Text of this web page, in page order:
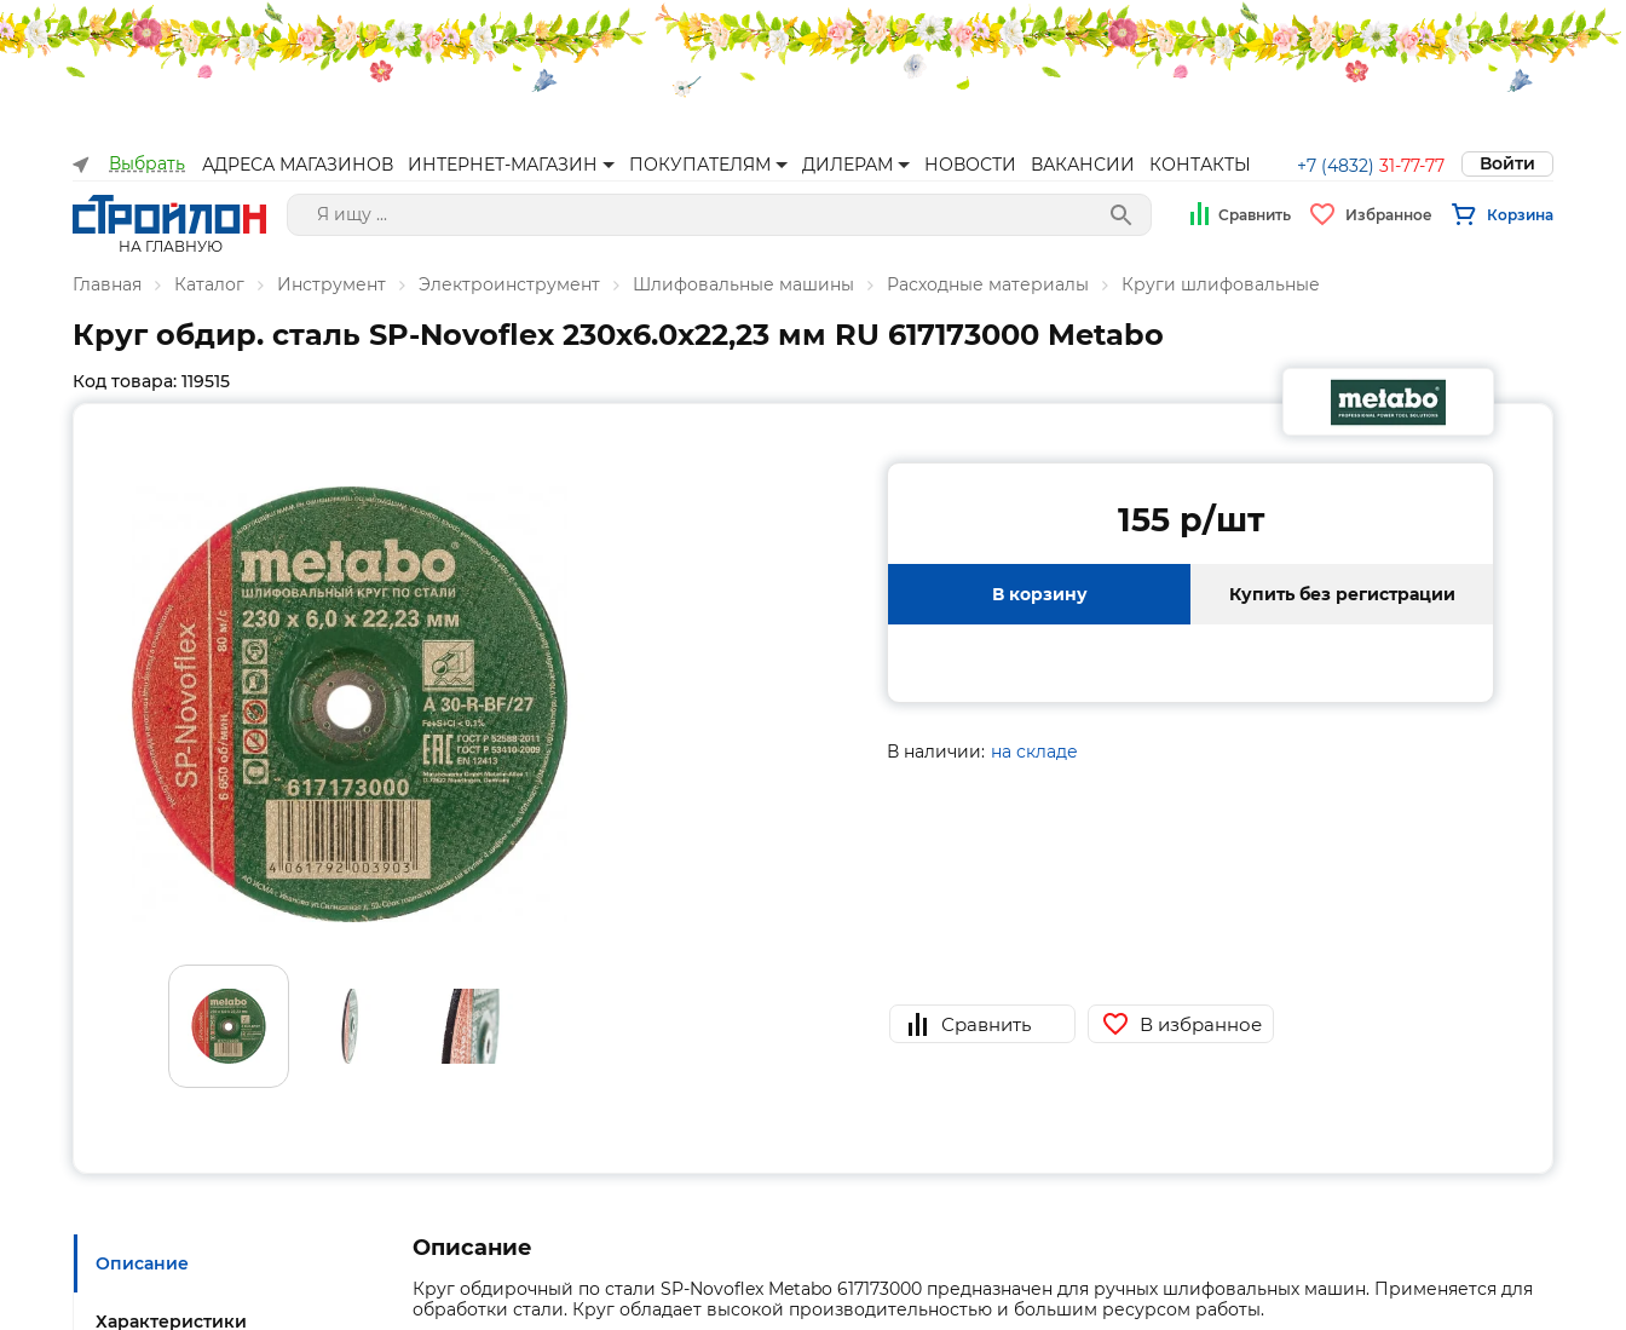
Выбрать АДРЕСА МАГАЗИНОВ ИНТЕРНЕТ-МАГАЗИН ПОКУПАТЕЛЯМ ДИЛЕРАМ НОВОСТИ ВАКАНСИИ КОНТАКТЫ +7 (4832) 31-77-77 Войти
НА ГЛАВНУЮ
Сравнить Избранное Корзина
Главная Каталог Инструмент Электроинструмент Шлифовальные машины Расходные материалы Круги шлифовальные
Круг обдир. сталь SP-Novoflex 230x6.0x22,23 мм RU 617173000 Metabo
Код товара: 119515
155 p/шт
В корзину Купить без регистрации
В наличии: на складе
Сравнить В избранное
Описание
Характеристики
Описание
Круг обдирочный по стали SP-Novoflex Metabo 617173000 предназначен для ручных шлифовальных машин. Применяется для
обработки стали. Круг обладает высокой производительностью и большим ресурсом работы.